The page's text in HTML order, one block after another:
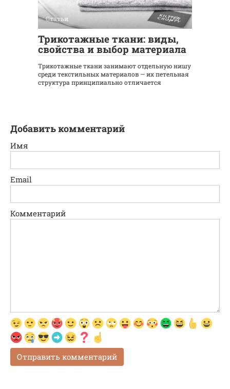
Статьи 0
Трикотажные ткани: виды,
свойства и выбор материала
Трикотажные ткани занимают отдельную нишу
среди текстильных материалов — их петельная
структура принципиально отличается
Добавить комментарий
Имя
Email
Комментарий